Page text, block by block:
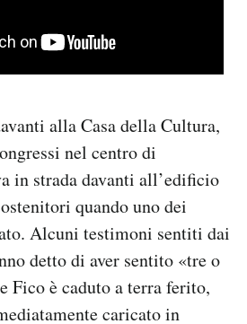
alla Casa della Cultura,
nel centro di
in strada davanti all’edificio
quando uno dei
Alcuni testimoni sentiti dai
detto di aver sentito «tre o
Fico è caduto a terra ferito,
caricato in